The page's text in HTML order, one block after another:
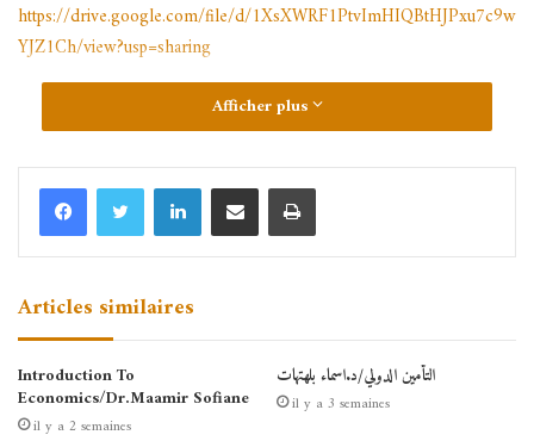
https://drive.google.com/file/d/1XsXWRF1PtvImHIQBtHJPxu7c9w
YJZ1Ch/view?usp=sharing
Afficher plus
Linkedin Partager par email Imprimer
Articles similaires
Introduction To
Economics/Dr.Maamir Sofiane
il y a 2 semaines
التأمين الدولي/د.اسماء بلهتهات
il y a 3 semaines